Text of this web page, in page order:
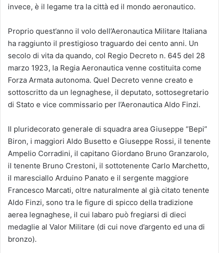
invece, è il legame tra la città ed il mondo aeronautico.
Proprio quest’anno il volo dell’Aeronautica Militare Italiana
ha raggiunto il prestigioso traguardo dei cento anni. Un
secolo di vita da quando, col Regio Decreto n. 645 del 28
marzo 1923, la Regia Aeronautica venne costituita come
Forza Armata autonoma. Quel Decreto venne creato e
sottoscritto da un legnaghese, il deputato, sottosegretario
di Stato e vice commissario per l’Aeronautica Aldo Finzi.
Il pluridecorato generale di squadra area Giuseppe “Bepi”
Biron, i maggiori Aldo Busetto e Giuseppe Rossi, il tenente
Ampelio Corradini, il capitano Giordano Bruno Granzarolo,
il tenente Bruno Crestoni, il sottotenente Carlo Marchetto,
il maresciallo Arduino Panato e il sergente maggiore
Francesco Marcati, oltre naturalmente al già citato tenente
Aldo Finzi, sono tra le figure di spicco della tradizione
aerea legnaghese, il cui labaro può fregiarsi di dieci
medaglie al Valor Militare (di cui nove d’argento ed una di
bronzo).